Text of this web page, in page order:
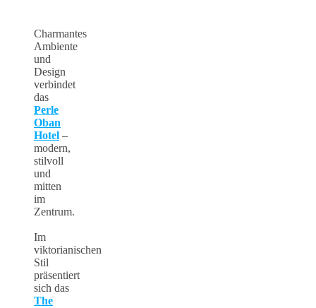
Charmantes
Ambiente
und
Design
verbindet
das
Perle
Oban
Hotel –
modern,
stilvoll
und
mitten
im
Zentrum.
Im
viktorianischen
Stil
präsentiert
sich das
The